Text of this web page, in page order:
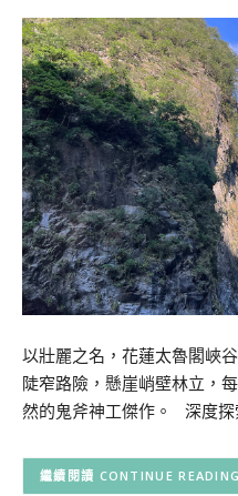
以壯麗之名，花蓮太魯閣峽
陡窄路險，懸崖峭壁林立，
然的鬼斧神工傑作。 深度
CONTINUE READING